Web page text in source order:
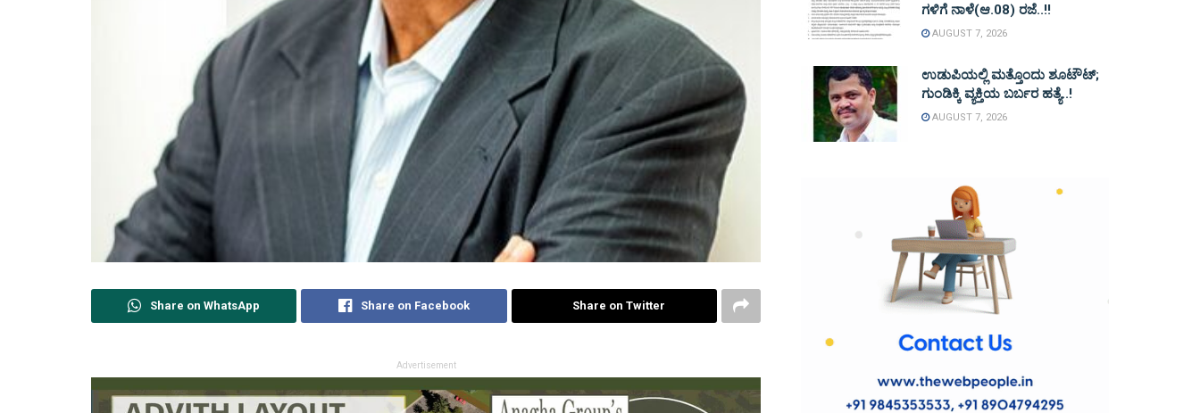
Share on WhatsApp Share on Facebook Share on Twitter
Advertisement
ಗಳಿಗೆ ನಾಳೆ(ಆ.08) ರಜೆ..!!
AUGUST 7, 2026
ಉಡುಪಿಯಲ್ಲಿ ಮತ್ತೊಂದು ಶೂಟೌಟ್‌;
ಗುಂಡಿಕ್ಕಿ ವ್ಯಕ್ತಿಯ ಬರ್ಬರ ಹತ್ಯೆ..!
AUGUST 7, 2026